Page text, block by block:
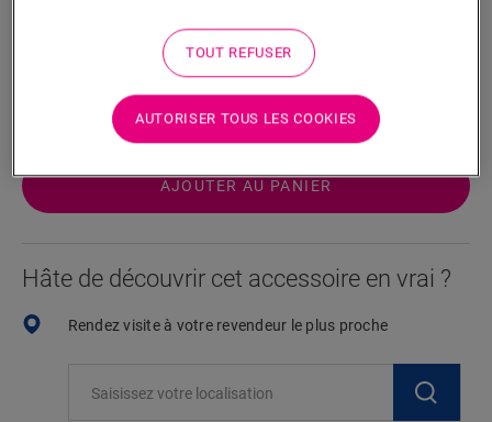
m
AJOUTER AU PANIER
Hâte de découvrir cet accessoire en vrai ?
Rendez visite à votre revendeur le plus proche
TOUT REFUSER
AUTORISER TOUS LES COOKIES